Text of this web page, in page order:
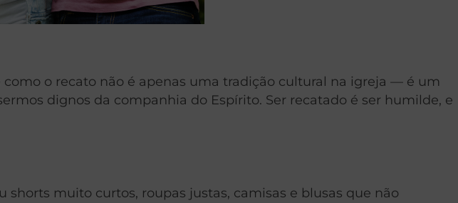
como o recato não é apenas uma tradição cultural na igreja — é um
dignos da companhia do Espírito. Ser recatado é ser humilde, e
shorts muito curtos, roupas justas, camisas e blusas que não